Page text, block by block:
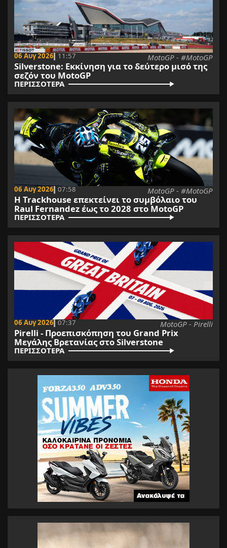
06 Αυγ 2026 11:57 MotoGP - #MotoGP
Silverstone: Εκκίνηση για το δεύτερο μισό της
σεζόν του MotoGP
ΠΕΡΙΣΣΟΤΕΡΑ
06 Αυγ 2026 07:58 MotoGP - #MotoGP
Η Trackhouse επεκτείνει το συμβόλαιο του
Raul Fernandez έως το 2028 στο MotoGP
ΠΕΡΙΣΣΟΤΕΡΑ
06 Αυγ 2026 07:37 MotoGP - Pirelli
Pirelli - Προεπισκόπηση του Grand Prix
Μεγάλης Βρετανίας στο Silverstone
ΠΕΡΙΣΣΟΤΕΡΑ